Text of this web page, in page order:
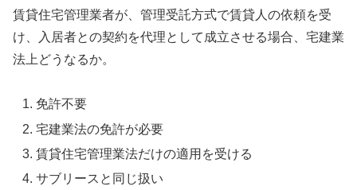
賃貸住宅管理業者が、管理受託方式で賃貸人の依頼を受
け、入居者との契約を代理として成立させる場合、宅建業
法上どうなるか。
免許不要
宅建業法の免許が必要
賃貸住宅管理業法だけの適用を受ける
サブリースと同じ扱い